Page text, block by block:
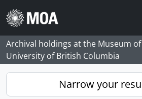
Skip to main content
Archival holdings at the Museum
University of British Columbia
Narrow your